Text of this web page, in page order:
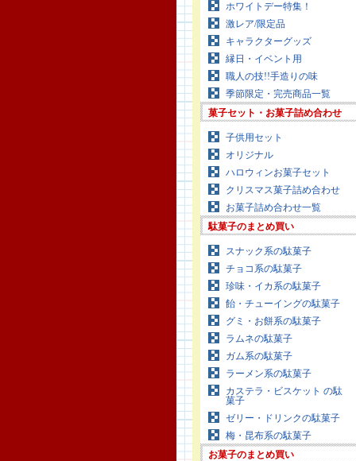
ホワイトデー特集！
激レア/限定品
キャラクターグッズ
縁日・イベント用
職人の技!!手造りの味
季節限定・完売商品一覧
菓子セット・お菓子詰め合わせ
子供用セット
オリジナル
ハロウィンお菓子セット
クリスマス菓子詰め合わせ
お菓子詰め合わせ一覧
駄菓子のまとめ買い
スナック系の駄菓子
チョコ系の駄菓子
珍味・イカ系の駄菓子
飴・チューイングの駄菓子
グミ・お餅系の駄菓子
ラムネの駄菓子
ガム系の駄菓子
ラーメン系の駄菓子
カステラ・ビスケット の駄
菓子
ゼリー・ドリンクの駄菓子
梅・昆布系の駄菓子
お菓子のまとめ買い